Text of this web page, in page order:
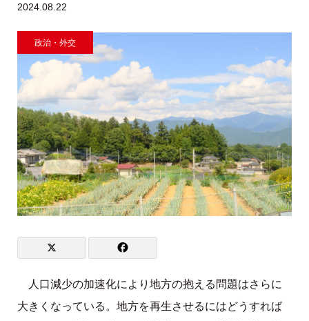
2024.08.22
政治・外交
人口減少の加速化により地方の抱える問題はさらに
大きくなっている。地方を再生させるにはどうすれば